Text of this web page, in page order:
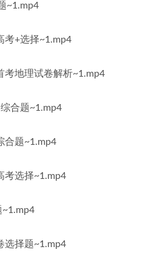
~1.mp4
考+选择~1.mp4
地理试卷解析~1.mp4
合题~1.mp4
合题~1.mp4
考选择~1.mp4
选择题~1.mp4